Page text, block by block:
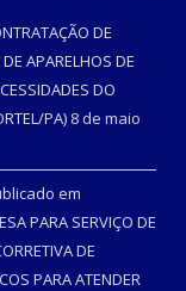
DE
APARELHOS DE
DO
PA) 8 de maio
em
PARA SERVIÇO DE
DE
PARA ATENDER